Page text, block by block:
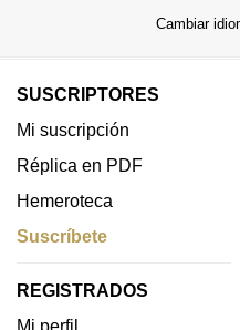
Cambiar
SUSCRIPTORES
Mi suscripción
Réplica en PDF
Hemeroteca
Suscríbete
REGISTRADOS
Mi perfil